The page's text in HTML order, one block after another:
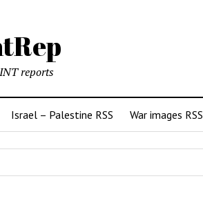
reports
Israel – Palestine RSS War images RSS